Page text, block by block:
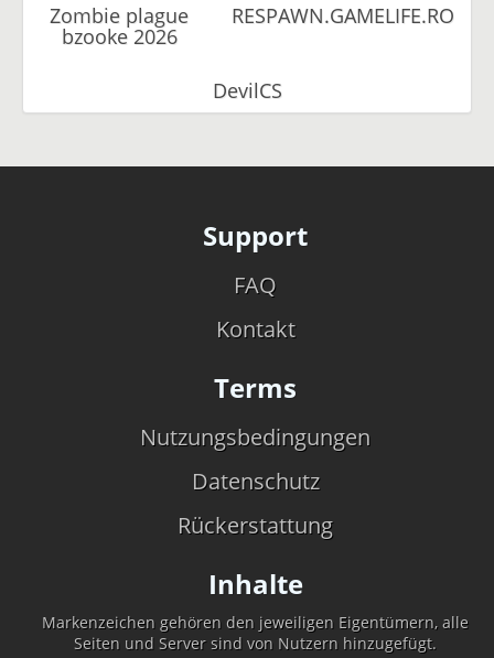
Zombie plague
bzooke 2026
RESPAWN.GAMELIFE.RO
DevilCS
Support
FAQ
Kontakt
Terms
Nutzungsbedingungen
Datenschutz
Rückerstattung
Inhalte
Markenzeichen gehören den jeweiligen Eigentümern, alle
Seiten und Server sind von Nutzern hinzugefügt.